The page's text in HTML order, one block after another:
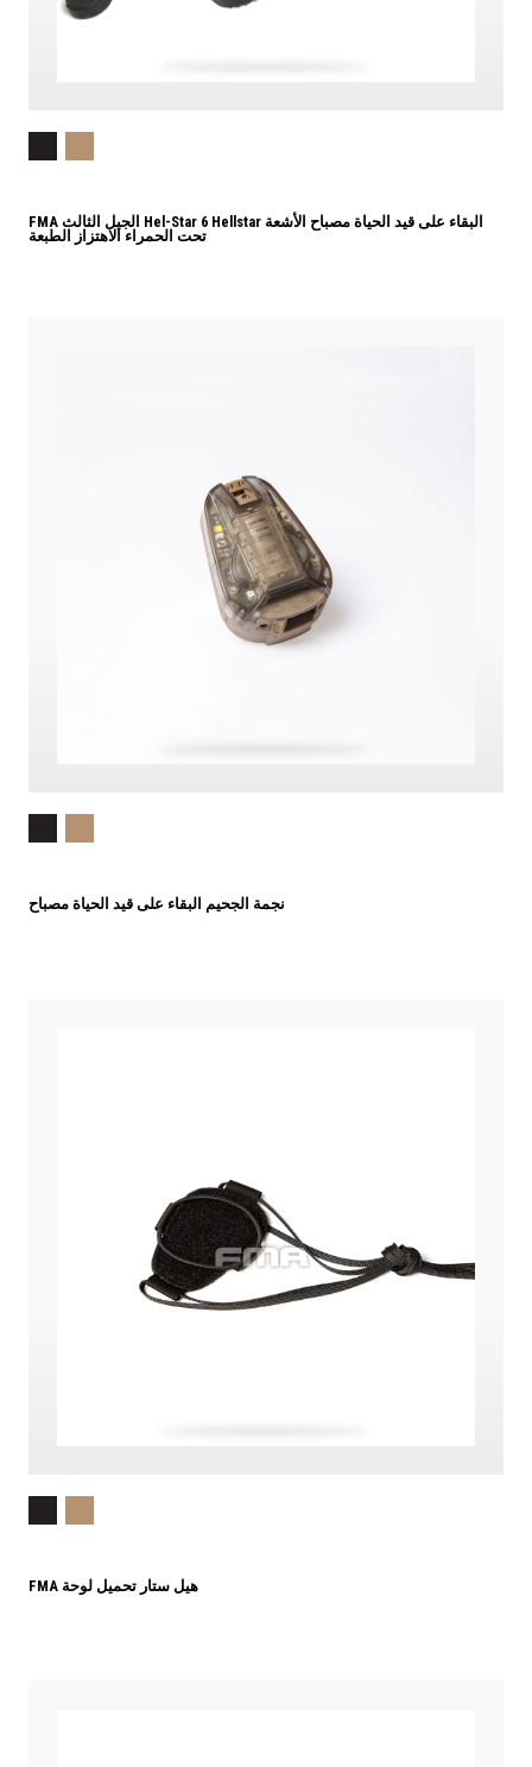
FMA الجيل الثالث Hel-Star 6 Hellstar البقاء على قيد الحياة مصباح الأشعة
تحت الحمراء الاهتزاز الطبعة
نجمة الجحيم البقاء على قيد الحياة مصباح
FMA هيل ستار تحميل لوحة